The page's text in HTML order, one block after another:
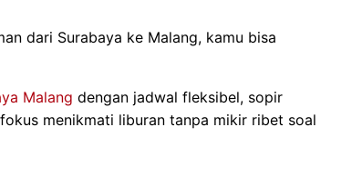
dari Surabaya ke Malang, kamu bisa
Malang dengan jadwal fleksibel, sopir
menikmati liburan tanpa mikir ribet soal